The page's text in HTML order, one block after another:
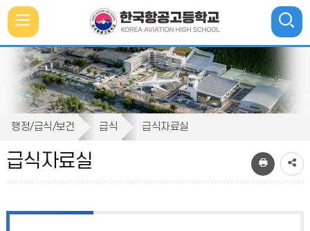
메
뉴
열
기
검색
합
검
색
급
식
자
실
행정/급식/보건 급식 급식자료실
급식자료실